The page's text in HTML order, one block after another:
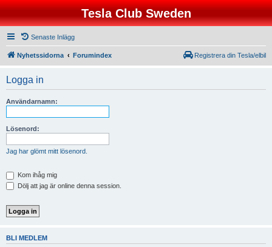
Tesla Club Sweden
Senaste Inlägg
Nyhetssidorna Forumindex Registrera din Tesla/elbil
Logga in
Användarnamn:
Lösenord:
Jag har glömt mitt lösenord.
Kom ihåg mig
Dölj att jag är online denna session.
BLI MEDLEM